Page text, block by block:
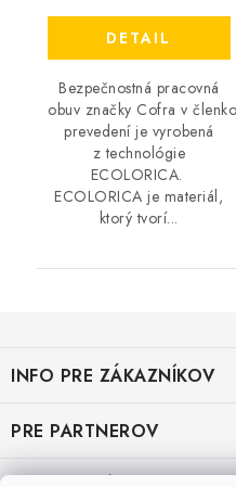
DETAIL
Bezpečnostná pracovná
obuv značky Cofra v
prevedení je vyrobená
z technológie
ECOLORICA.
ECOLORICA je materiál,
ktorý tvorí...
p
ä
t
i
INFO PRE ZÁKAZNÍKOV
AKO NAKUPOVAŤ
OBCHODNÉ PODMIENKY
PRE PARTNEROV
KATALÓG OBUVI A OPP